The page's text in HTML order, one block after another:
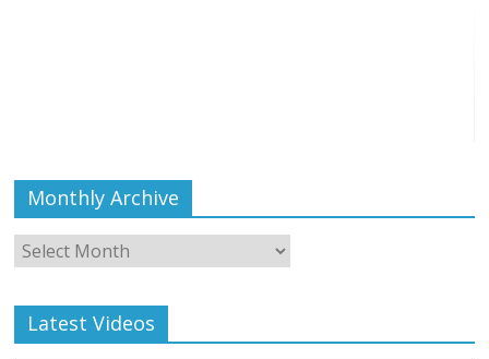
Monthly Archive
Monthly
Archive
Latest Videos